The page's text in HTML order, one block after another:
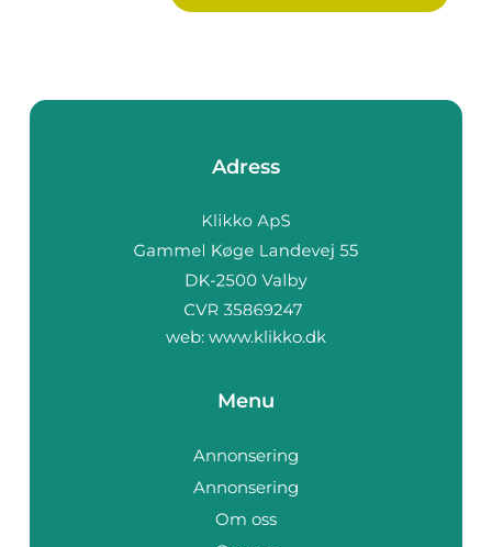
Adress
web: www.klikko.dk
Menu
Annonsering
Annonsering
Om oss